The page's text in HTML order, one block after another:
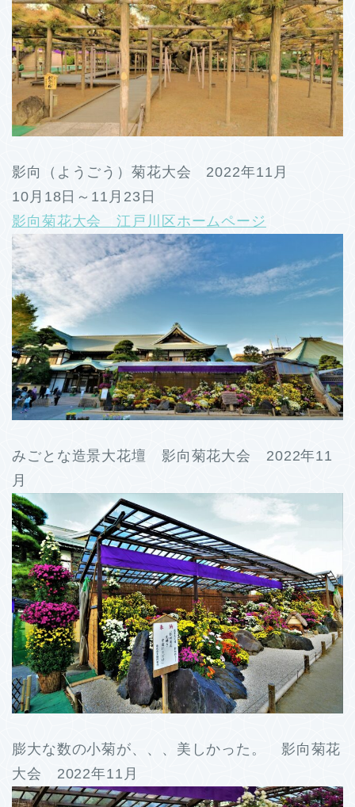
影向（ようごう）菊花大会 2022年11月
10月18日～11月23日
影向菊花大会 江戸川区ホームページ
みごとな造景大花壇 影向菊花大会 2022年11
月
膨大な数の小菊が、、、美しかった。 影向菊花
大会 2022年11月